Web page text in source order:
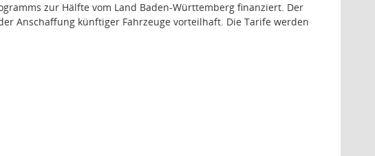
zur Hälfte vom Land Baden-Württemberg finanziert. Der
Anschaffung künftiger Fahrzeuge vorteilhaft. Die Tarife werden